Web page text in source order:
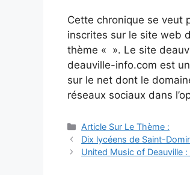
Cette chronique se veut
inscrites sur le site web
thème « ». Le site
deauville-info.com est
sur le net dont le
réseaux sociaux dans
Catégories
Article Sur Le Thème :
Navigation
des
Dix lycéens de Saint-
United Music of Deauville